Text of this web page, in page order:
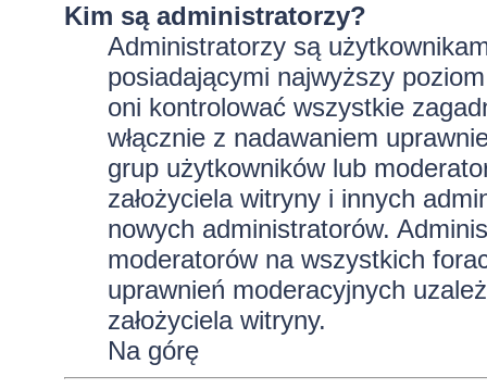
Kim są administratorzy?
Administratorzy są
posiadającymi najwyższy
oni kontrolować wszystkie
włącznie z nadawaniem
grup użytkowników lub
założyciela witryny i innych
nowych administratorów.
moderatorów na wszystkich
uprawnień moderacyjnych
założyciela witryny.
Na górę